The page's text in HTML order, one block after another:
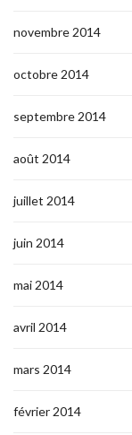
novembre 2014
octobre 2014
septembre 2014
août 2014
juillet 2014
juin 2014
mai 2014
avril 2014
mars 2014
février 2014